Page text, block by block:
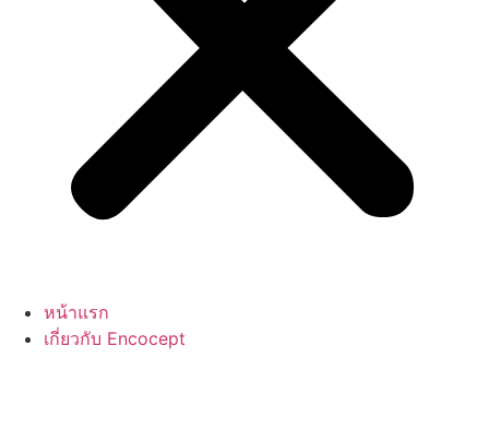
หน้าแรก
เกี่ยวกับ Encocept